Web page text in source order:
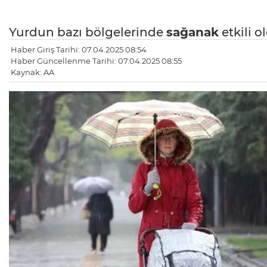
Yurdun bazı bölgelerinde sağanak etkili
Haber Giriş Tarihi: 07.04.2025 08:54
Haber Güncellenme Tarihi: 07.04.2025 08:55
Kaynak: AA